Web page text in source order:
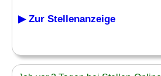
▶ Zur Stellenanzeige